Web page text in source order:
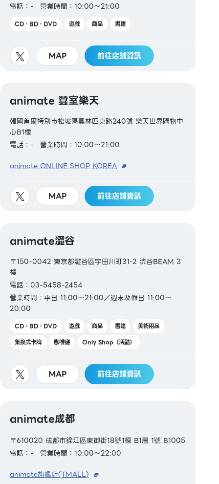
電話：-
營業時間：10:00～21:00
CD・BD・DVD 遊戲 商品 書籍
MAP 前往店鋪資訊
animate 蠶室樂天
韓國首爾特別市松坡區奧林匹克路240號 樂天世界購物中
心B1樓
電話：-
營業時間：10:00～21:00
animate ONLINE SHOP KOREA
MAP 前往店鋪資訊
animate澀谷
〒150-0042 東京都澀谷區宇田川町31-2 渋谷BEAM 3
樓
電話：03-5458-2454
營業時間：平日 11:00～21:00／週末及假日 11:00～
20:00
CD・BD・DVD 遊戲 商品 書籍
美術用品
集換式卡牌
咖啡廳 Only Shop（活動）
MAP 前往店鋪資訊
animate成都
〒610020 成都市錦江區東御街18號1棟 B1層 1號 B1005
電話：-
營業時間：10:00～22:00
animate旗艦店(TMALL)